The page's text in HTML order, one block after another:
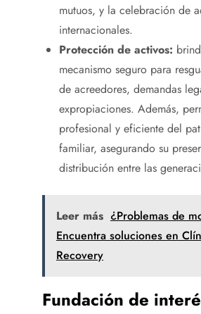
mutuos, y la celebración de
internacionales.
Protección de activos:
mecanismo seguro para
de acreedores, demandas
expropiaciones. Además,
profesional y eficiente del
familiar, asegurando su
distribución entre las
Leer más ¿Problemas de
Encuentra soluciones en
Recovery
Fundación de